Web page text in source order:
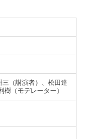
（講演者）、松田達
樹（モデレーター）